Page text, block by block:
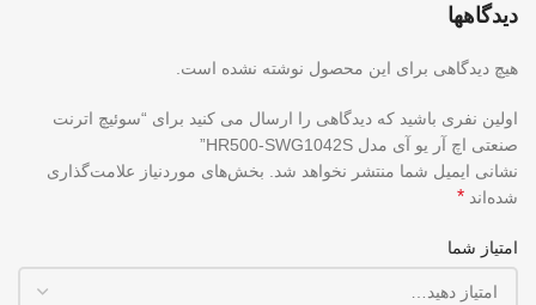
دیدگاهها
هیچ دیدگاهی برای این محصول نوشته نشده است.
اولین نفری باشید که دیدگاهی را ارسال می کنید برای “سوئیچ اترنت
صنعتی اچ آر یو آی مدل HR500-SWG1042S”
نشانی ایمیل شما منتشر نخواهد شد.
بخش‌های موردنیاز علامت‌گذاری
شده‌اند *
امتیاز شما